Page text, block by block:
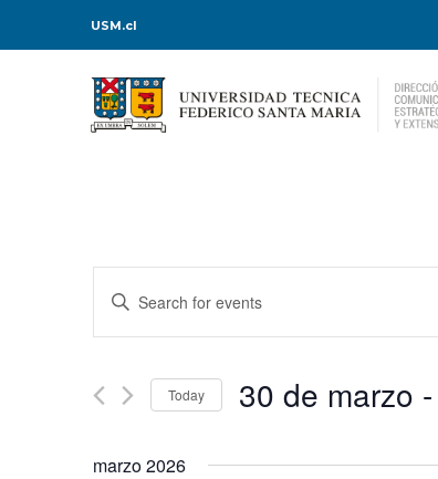
USM.cl
Events
Search
and
Views
Navigation
Keyword.
for
Keyword.
Today 30 de marzo -
marzo 2026